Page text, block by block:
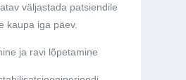
väljastada patsiendile
kaupa iga päev.
ja ravi lõpetamine